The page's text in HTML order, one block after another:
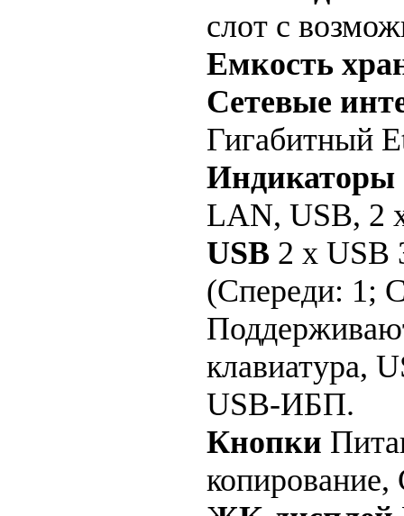
слот с
Емкость
Сетевые
Гигабитный
Индикаторы
LAN, USB, 2
USB 2 x USB
(Спереди: 1;
клавиатура,
USB-ИБП.
Кнопки
копирование,